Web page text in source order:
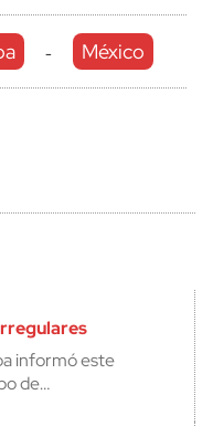
- México
informó este
de…